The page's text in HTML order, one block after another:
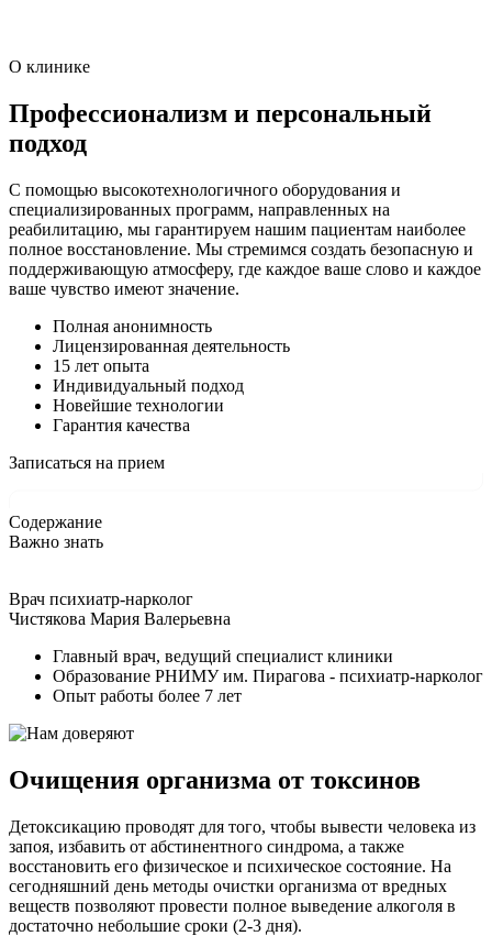
О клинике
Профессионализм и персональный
подход
С помощью высокотехнологичного оборудования и
специализированных программ, направленных на
реабилитацию, мы гарантируем нашим пациентам наиболее
полное восстановление. Мы стремимся создать безопасную и
поддерживающую атмосферу, где каждое ваше слово и каждое
ваше чувство имеют значение.
Полная анонимность
Лицензированная деятельность
15 лет опыта
Индивидуальный подход
Новейшие технологии
Гарантия качества
Записаться на прием
Содержание
Важно знать
Врач психиатр-нарколог
Чистякова Мария Валерьевна
Главный врач, ведущий специалист клиники
Образование РНИМУ им. Пирагова - психиатр-нарколог
Опыт работы более 7 лет
Очищения организма от токсинов
Детоксикацию проводят для того, чтобы вывести человека из
запоя, избавить от абстинентного синдрома, а также
восстановить его физическое и психическое состояние. На
сегодняшний день методы очистки организма от вредных
веществ позволяют провести полное выведение алкоголя в
достаточно небольшие сроки (2-3 дня).